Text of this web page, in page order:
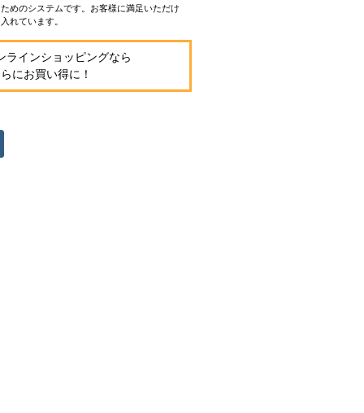
めのシステムです。お客様に満足いただけ
れています。
ラインショッピングなら
にお買い得に！